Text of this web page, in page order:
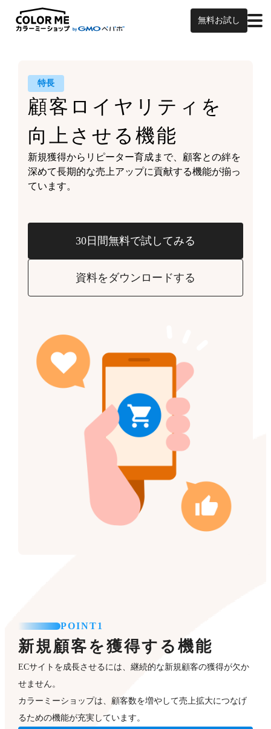
無料お試し
特長
顧客ロイヤリティを
向上させる機能
新規獲得からリピーター育成まで、 顧客との絆を
深めて長期的な売上アップに貢献する機能が揃っ
ています。
30日間無料で試してみる
資料をダウンロードする
POINT1
新規顧客を獲得する機能
ECサイトを成長させるには、継続的な新規顧客の獲得が欠か
せません。
カラーミーショップは、顧客数を増やして売上拡大につなげ
るための機能が充実しています。